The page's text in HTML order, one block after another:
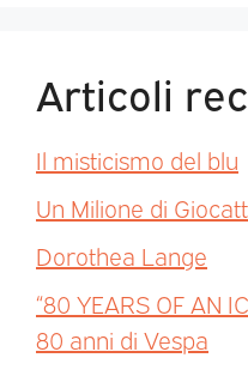
Articoli
Il misticismo del blu
Un Milione di
Dorothea Lange
“80 YEARS OF AN
80 anni di Vespa